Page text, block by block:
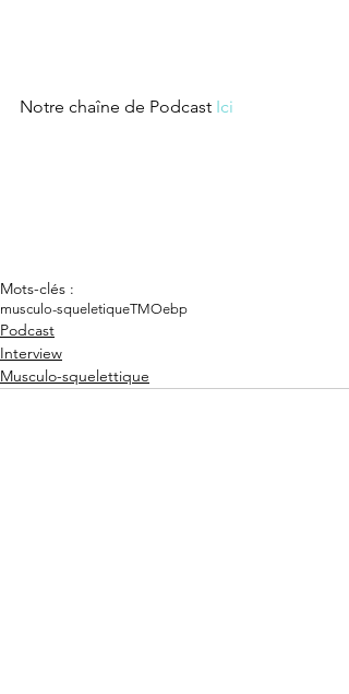
Notre chaîne de Podcast Ici
Mots-clés :
musculo-squeletiqueTMOebp
Podcast
Interview
Musculo-squelettique